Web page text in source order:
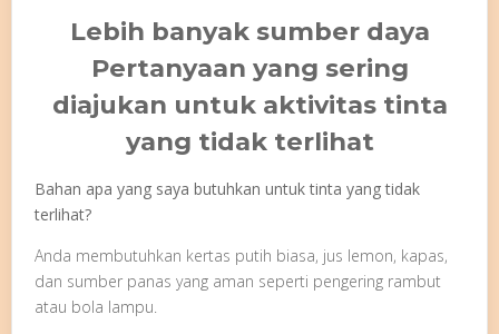
Lebih banyak sumber daya
Pertanyaan yang sering
diajukan untuk aktivitas tinta
yang tidak terlihat
Bahan apa yang saya butuhkan untuk tinta yang tidak
terlihat?
Anda membutuhkan kertas putih biasa, jus lemon, kapas,
dan sumber panas yang aman seperti pengering rambut
atau bola lampu.